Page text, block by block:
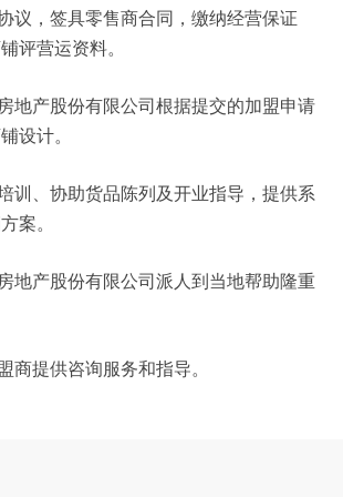
议，签具零售商合同，缴纳经营保证
评营运资料。
地产股份有限公司根据提交的加盟申请
设计。
训、协助货品陈列及开业指导，提供系
案。
地产股份有限公司派人到当地帮助隆重
商提供咨询服务和指导。